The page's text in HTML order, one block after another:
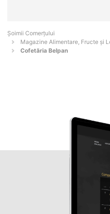
Șoimii Comerțului
Magazine Alimentare, Fructe și
Cofetăria Belpan